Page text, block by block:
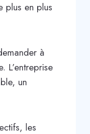
plus en plus
à
L’entreprise
un
les